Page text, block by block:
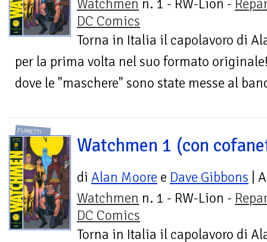
Watchmen n. 1 - RW-Lion -
DC Comics
Torna in Italia il capolavoro di
per la prima volta nel suo formato
dove le "maschere" sono state messe al
FUMETTI
Watchmen 1 (con
di Alan Moore e Dave Gibbons |
Watchmen n. 1 - RW-Lion -
DC Comics
Torna in Italia il capolavoro di